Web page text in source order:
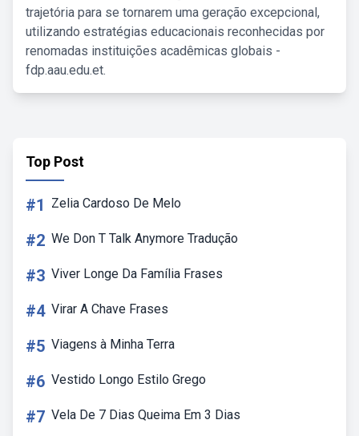
trajetória para se tornarem uma geração excepcional,
utilizando estratégias educacionais reconhecidas por
renomadas instituições acadêmicas globais -
fdp.aau.edu.et.
Top Post
#1 Zelia Cardoso De Melo
#2 We Don T Talk Anymore Tradução
#3 Viver Longe Da Família Frases
#4 Virar A Chave Frases
#5 Viagens à Minha Terra
#6 Vestido Longo Estilo Grego
#7 Vela De 7 Dias Queima Em 3 Dias